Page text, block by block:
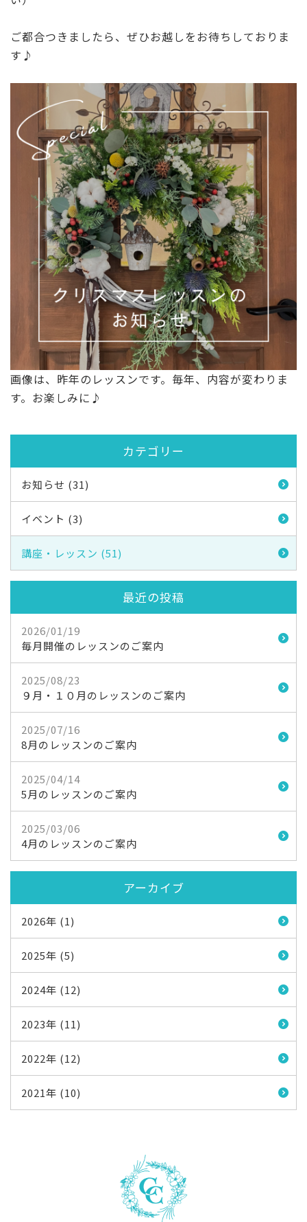
ご都合つきましたら、ぜひお越しをお待ちしておりま
す♪
画像は、昨年のレッスンです。毎年、内容が変わりま
す。お楽しみに♪
カテゴリー
お知らせ (31)
イベント (3)
講座・レッスン (51)
最近の投稿
2026/01/19
毎月開催のレッスンのご案内
2025/08/23
９月・１０月のレッスンのご案内
2025/07/16
8月のレッスンのご案内
2025/04/14
5月のレッスンのご案内
2025/03/06
4月のレッスンのご案内
アーカイブ
2026年 (1)
2025年 (5)
2024年 (12)
2023年 (11)
2022年 (12)
2021年 (10)